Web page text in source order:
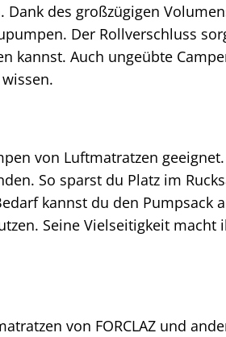
des großzügigen
Der Rollverschluss
kannst. Auch ungeübte
von Luftmatratzen
So sparst du Platz im
kannst du den Pumpsack
Seine Vielseitigkeit macht
von FORCLAZ und